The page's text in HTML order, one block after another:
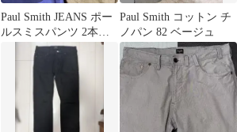
Paul Smith JEANS ポー
ルスミスパンツ 2本セ
ット、日本製
Paul Smith コットン チ
ノパン 82 ベージュ